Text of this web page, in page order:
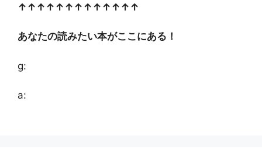
↑↑↑↑↑↑↑↑↑↑↑↑↑
あなたの読みたい本がここにある！
g:
a: